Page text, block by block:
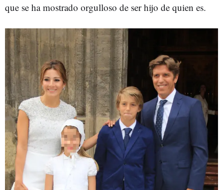
que se ha mostrado orgulloso de ser hijo de quien es.